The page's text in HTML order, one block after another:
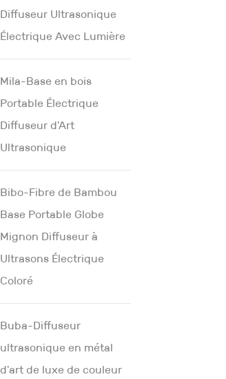
Diffuseur Ultrasonique
Électrique Avec Lumière
Mila-Base en bois
Portable Électrique
Diffuseur d'Art
Ultrasonique
Bibo-Fibre de Bambou
Base Portable Globe
Mignon Diffuseur à
Ultrasons Électrique
Coloré
Buba-Diffuseur
ultrasonique en métal
d'art de luxe de couleur